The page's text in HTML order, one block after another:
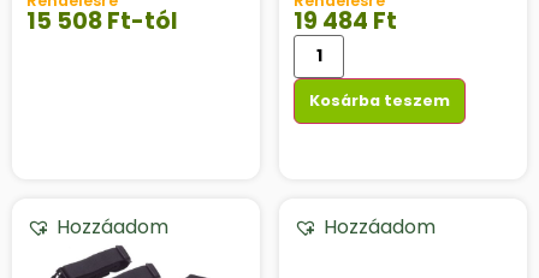
15 508Ft-tól 19 484 Ft
Kosárba teszem
Hozzáadom Hozzáadom